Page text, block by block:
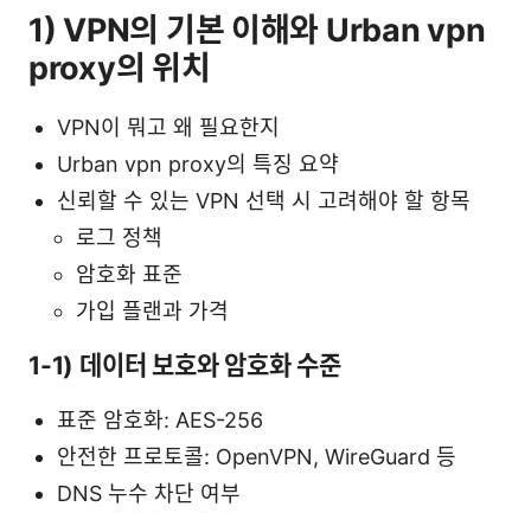
1) VPN의 기본 이해와 Urban vpn
proxy의 위치
VPN이 뭐고 왜 필요한지
Urban vpn proxy의 특징 요약
신뢰할 수 있는 VPN 선택 시 고려해야 할 항목
로그 정책
암호화 표준
가입 플랜과 가격
1-1) 데이터 보호와 암호화 수준
표준 암호화: AES-256
안전한 프로토콜: OpenVPN, WireGuard 등
DNS 누수 차단 여부